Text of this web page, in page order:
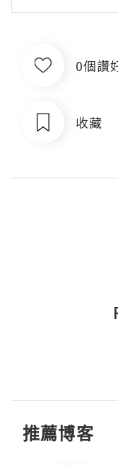
0個讚
收藏
推薦博客